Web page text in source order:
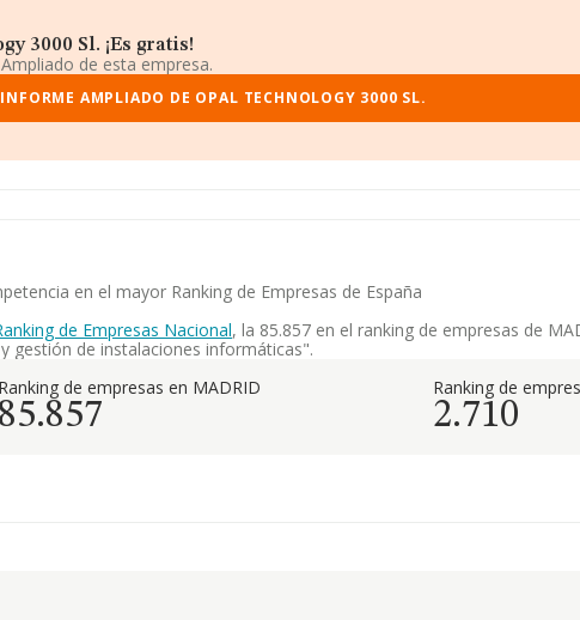
3000 Sl. ¡Es gratis!
de esta empresa.
AMPLIADO DE OPAL TECHNOLOGY 3000 SL.
en el mayor Ranking de Empresas de España
de Empresas Nacional, la 85.857 en el ranking de empresas de
gestión de instalaciones informáticas".
Ranking de empresas en MADRID
85.857
Ranking de
2.710